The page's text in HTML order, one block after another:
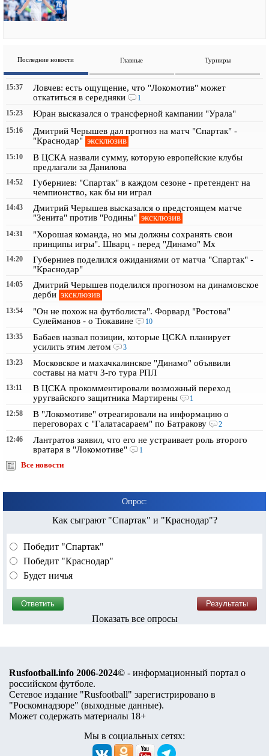
Последние новости Главные Турниры
15:37
Ловчев: есть ощущение, что "Локомотив" может
откатиться в середняки
1
15:23
Юран высказался о трансферной кампании "Урала"
15:16
Дмитрий Черышев дал прогноз на матч "Спартак" -
"Краснодар" эксклюзив
15:10
В ЦСКА назвали сумму, которую европейские клубы
предлагали за Данилова
14:52
Губерниев: "Спартак" в каждом сезоне - претендент на
чемпионство, как бы ни играл
14:43
Дмитрий Черышев высказался о предстоящем матче
"Зенита" против "Родины" эксклюзив
14:31
"Хорошая команда, но мы должны сохранять свои
принципы игры". Шварц - перед "Динамо" Мх
14:20
Губерниев поделился ожиданиями от матча "Спартак" -
"Краснодар"
14:05
Дмитрий Черышев поделился прогнозом на динамовское
дерби эксклюзив
13:54
"Он не похож на футболиста". Форвард "Ростова"
Сулейманов - о Тюкавине
10
13:35
Бабаев назвал позиции, которые ЦСКА планирует
усилить этим летом
3
13:23
Московское и махачкалинское "Динамо" объявили
составы на матч 3-го тура РПЛ
13:11
В ЦСКА прокомментировали возможный переход
уругвайского защитника Мартирены
1
12:58
В "Локомотиве" отреагировали на информацию о
переговорах с "Галатасараем" по Батракову
2
12:46
Лантратов заявил, что его не устраивает роль второго
вратаря в "Локомотиве"
1
Все новости
Опрос:
Как сыграют "Спартак" и "Краснодар"?
Победит "Спартак"
Победит "Краснодар"
Будет ничья
Показать все опросы
Rusfootball.info 2006-2024© - информационный портал о
российском футболе.
Сетевое издание "Rusfootball" зарегистрировано в
"Роскомнадзоре" (выходные данные).
Может содержать материалы 18+
Мы в социальных сетях: